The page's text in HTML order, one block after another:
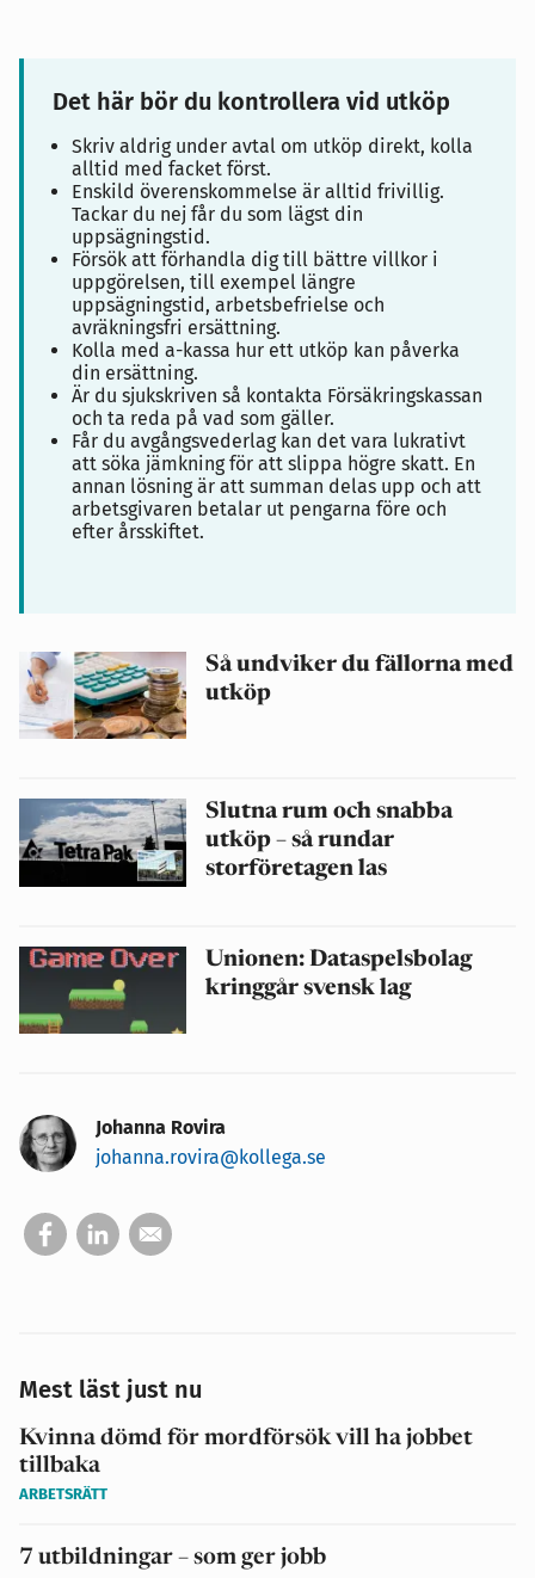
Det här bör du kontrollera vid utköp
Skriv aldrig under avtal om utköp direkt, kolla
alltid med facket först.
Enskild överenskommelse är alltid frivillig.
Tackar du nej får du som lägst din
uppsägningstid.
Försök att förhandla dig till bättre villkor i
uppgörelsen, till exempel längre
uppsägningstid, arbetsbefrielse och
avräkningsfri ersättning.
Kolla med a-kassa hur ett utköp kan påverka
din ersättning.
Är du sjukskriven så kontakta Försäkringskassan
och ta reda på vad som gäller.
Får du avgångsvederlag kan det vara lukrativt
att söka jämkning för att slippa högre skatt. En
annan lösning är att summan delas upp och att
arbetsgivaren betalar ut pengarna före och
efter årsskiftet.
Så undviker du fällorna med
utköp
Slutna rum och snabba
utköp – så rundar
storföretagen las
Unionen: Dataspelsbolag
kringgår svensk lag
Johanna Rovira
johanna.rovira@kollega.se
Mest läst just nu
Kvinna dömd för mordförsök vill ha jobbet
tillbaka
ARBETSRÄTT
7 utbildningar – som ger jobb